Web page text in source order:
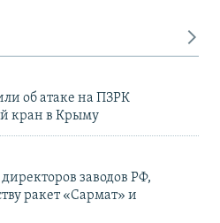
об атаке на ПЗРК
кран в Крыму
заводов РФ,
ракет «Сармат» и